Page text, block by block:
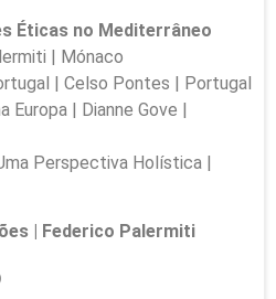
Éticas no Mediterrâneo
| Mónaco
| Celso Pontes | Portugal
Europa | Dianne Gove |
Perspectiva Holística |
| Federico Palermiti